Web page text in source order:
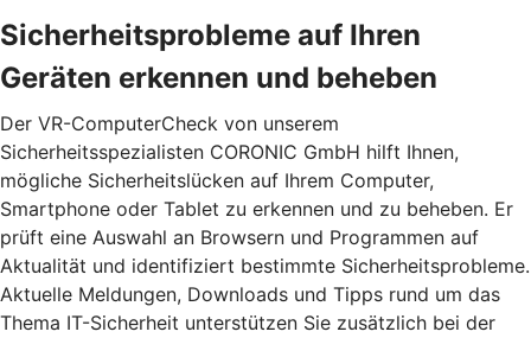
Sicherheitsprobleme auf Ihren
Geräten erkennen und beheben
Der VR-ComputerCheck von unserem
Sicherheitsspezialisten CORONIC GmbH hilft Ihnen,
mögliche Sicherheitslücken auf Ihrem Computer,
Smartphone oder Tablet zu erkennen und zu beheben. Er
prüft eine Auswahl an Browsern und Programmen auf
Aktualität und identifiziert bestimmte Sicherheitsprobleme.
Aktuelle Meldungen, Downloads und Tipps rund um das
Thema IT-Sicherheit unterstützen Sie zusätzlich bei der